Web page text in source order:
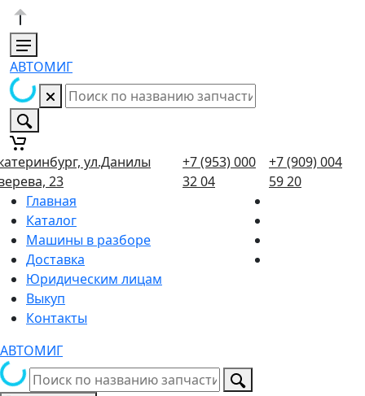
АВТОМИГ
ул.Данилы
23
+7 (953) 000
32 04
+7 (909) 004
59 20
Главная
Каталог
Машины в разборе
Доставка
Юридическим лицам
Выкуп
Контакты
АВТОМИГ